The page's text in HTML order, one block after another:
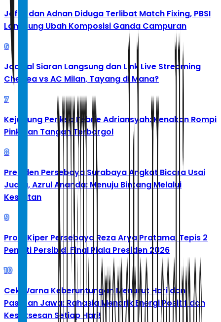
Jafar dan Adnan Diduga Terlibat Match Fixing, PBSI
Langsung Ubah Komposisi Ganda Campuran
6
Jadwal Siaran Langsung dan Link Live Streaming
Chelsea vs AC Milan, Tayang di Mana?
7
Kejagung Periksa Febrie Adriansyah: Kenakan Rompi
Pink dan Tangan Terborgol
8
Presiden Persebaya Surabaya Angkat Bicara Usai
Juara, Azrul Ananda: Menuju Bintang Melalui
Kesulitan
9
Profil Kiper Persebaya Reza Arya Pratama, Tepis 2
Penalti Persib di Final Piala Presiden 2026
10
Cek Warna Keberuntungan Menurut Hari dan
Pasaran Jawa: Rahasia Menarik Energi Positif dan
Kesuksesan Setiap Hari!